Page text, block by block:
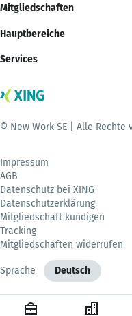
Mitgliedschaften
Hauptbereiche
Services
© New Work SE | Alle Rechte
Impressum
AGB
Datenschutz bei XING
Datenschutzerklärung
Mitgliedschaft kündigen
Tracking
Mitgliedschaften widerrufen
Sprache Deutsch